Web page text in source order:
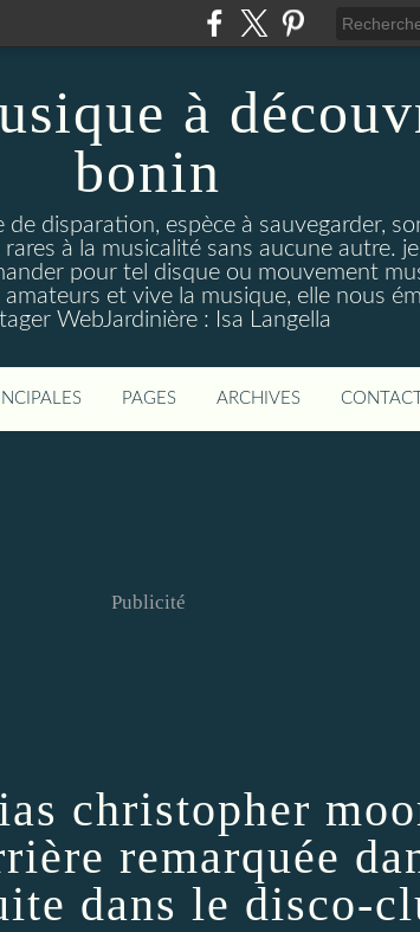
à
bonin
de disparation, espèce à sauvegarder,
à la musicalité sans aucune autre.
pour tel disque ou mouvement
amateurs et vive la musique, elle nous
WebJardinière : Isa Langella
PAGES ARCHIVES CONTACT
Publicité
christopher
remarquée
dans le disco-